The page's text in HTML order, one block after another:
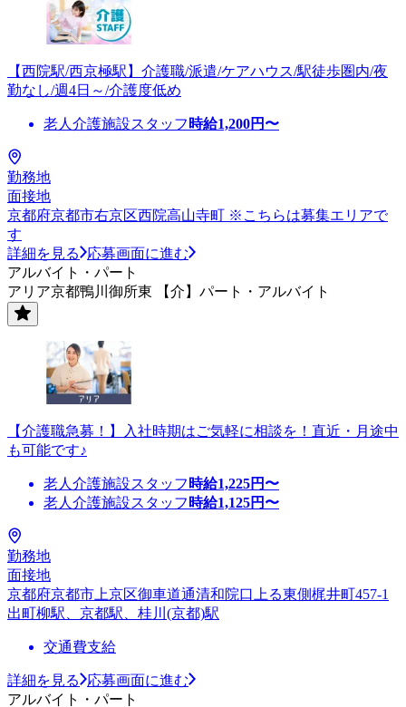
【西院駅/西京極駅】介護職/派遣/ケアハウス/駅徒歩圏内/夜
勤なし/週4日～/介護度低め
老人介護施設スタッフ 時給1,200円〜
勤務地
面接地
京都府京都市右京区西院高山寺町 ※こちらは募集エリアで
す
詳細を見る
応募画面に進む
アルバイト・パート
アリア京都鴨川御所東 【介】パート・アルバイト
【介護職急募！】入社時期はご気軽に相談を！直近・月途中
も可能です♪
老人介護施設スタッフ 時給1,225円〜
老人介護施設スタッフ 時給1,125円〜
勤務地
面接地
京都府京都市上京区御車道通清和院口上る東側梶井町457-1
出町柳駅、京都駅、桂川(京都)駅
交通費支給
詳細を見る
応募画面に進む
アルバイト・パート